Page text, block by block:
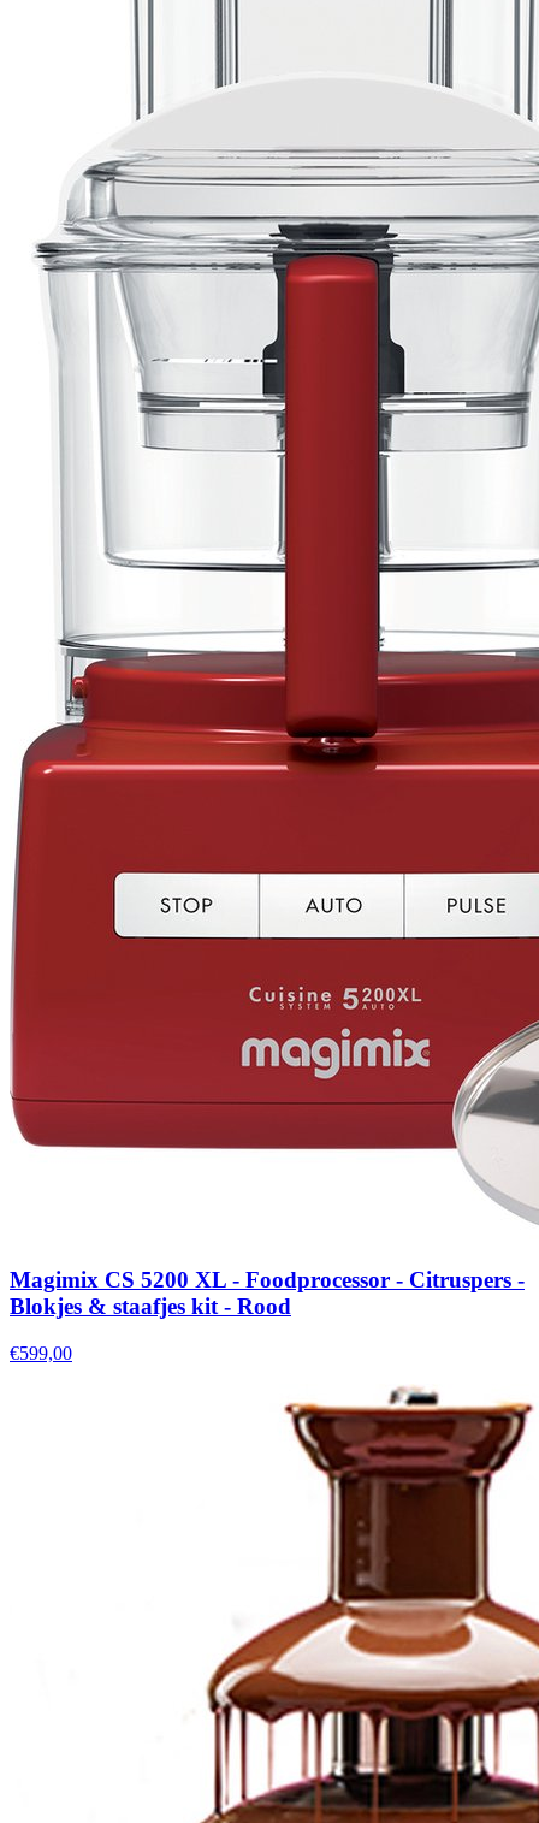
Magimix CS 5200 XL - Foodprocessor - Citruspers -
Blokjes & staafjes kit - Rood
€599,00